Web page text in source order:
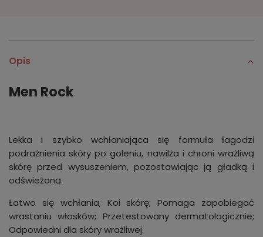
Opis
Men Rock
Lekka i szybko wchłaniająca się formuła łagodzi
podrażnienia skóry po goleniu, nawilża i chroni wrażliwą
skórę przed wysuszeniem, pozostawiając ją gładką i
odświeżoną.
Łatwo się wchłania; Koi skórę; Pomaga zapobiegać
wrastaniu włosków; Przetestowany dermatologicznie;
Odpowiedni dla skóry wrażliwej.